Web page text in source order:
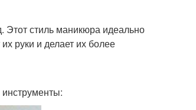
Этот стиль маникюра идеально
руки и делает их более